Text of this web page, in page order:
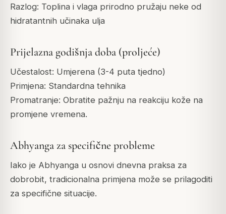
Razlog: Toplina i vlaga prirodno pružaju neke od
hidratantnih učinaka ulja
Prijelazna godišnja doba (proljeće)
Učestalost: Umjerena (3-4 puta tjedno)
Primjena: Standardna tehnika
Promatranje: Obratite pažnju na reakciju kože na
promjene vremena.
Abhyanga za specifične probleme
Iako je Abhyanga u osnovi dnevna praksa za
dobrobit, tradicionalna primjena može se prilagoditi
za specifične situacije.